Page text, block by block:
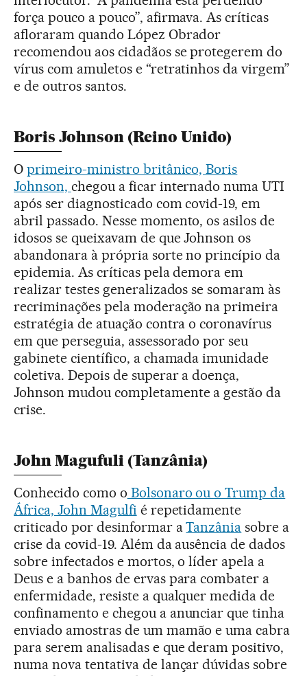
força pouco a pouco”, afirmava. As críticas
afloraram quando López Obrador
recomendou aos cidadãos se protegerem do
vírus com amuletos e “retratinhos da virgem”
e de outros santos.
Boris Johnson (Reino Unido)
O primeiro-ministro britânico, Boris
Johnson, chegou a ficar internado numa UTI
após ser diagnosticado com covid-19, em
abril passado. Nesse momento, os asilos de
idosos se queixavam de que Johnson os
abandonara à própria sorte no princípio da
epidemia. As críticas pela demora em
realizar testes generalizados se somaram às
recriminações pela moderação na primeira
estratégia de atuação contra o coronavírus
em que perseguia, assessorado por seu
gabinete científico, a chamada imunidade
coletiva. Depois de superar a doença,
Johnson mudou completamente a gestão da
crise.
John Magufuli (Tanzânia)
Conhecido como o Bolsonaro ou o Trump da
África, John Magulfi é repetidamente
criticado por desinformar aTanzânia sobre a
crise da covid-19. Além da ausência de dados
sobre infectados e mortos, o líder apela a
Deus e a banhos de ervas para combater a
enfermidade, resiste a qualquer medida de
confinamento e chegou a anunciar que tinha
enviado amostras de um mamão e uma cabra
para serem analisadas e que deram positivo,
numa nova tentativa de lançar dúvidas sobre